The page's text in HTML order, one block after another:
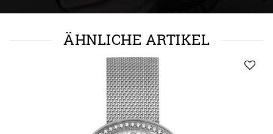
ÄHNLICHE ARTIKEL